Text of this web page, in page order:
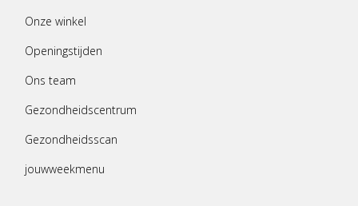
Onze winkel
Openingstijden
Ons team
Gezondheidscentrum
Gezondheidsscan
jouwweekmenu